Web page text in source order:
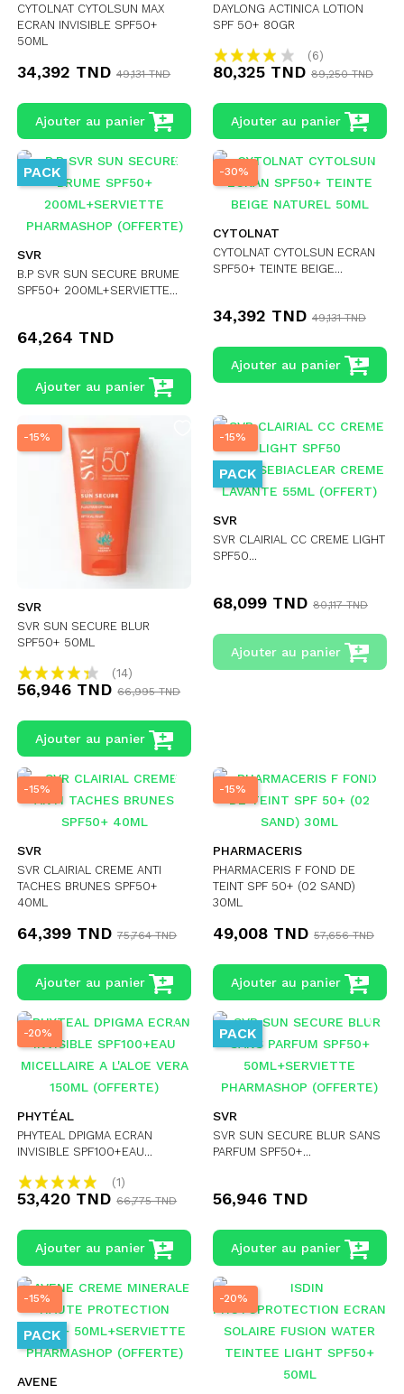
CYTOLNAT CYTOLSUN MAX
ECRAN INVISIBLE SPF50+
50ML
34,392 TND 49,131 TND
Ajouter au panier
DAYLONG ACTINICA LOTION
SPF 50+ 80GR
(6)
80,325 TND 89,250 TND
Ajouter au panier
PACK
SVR
B.P SVR SUN SECURE BRUME
SPF50+ 200ML+SERVIETTE...
64,264 TND
Ajouter au panier
-30%
CYTOLNAT
CYTOLNAT CYTOLSUN ECRAN
SPF50+ TEINTE BEIGE...
34,392 TND 49,131 TND
Ajouter au panier
-15%
SVR
SVR SUN SECURE BLUR
SPF50+ 50ML
(14)
56,946 TND 66,995 TND
Ajouter au panier
-15%
PACK
SVR
SVR CLAIRIAL CC CREME LIGHT
SPF50...
68,099 TND 80,117 TND
Ajouter au panier
-15%
SVR
SVR CLAIRIAL CREME ANTI
TACHES BRUNES SPF50+
40ML
64,399 TND 75,764 TND
Ajouter au panier
-15%
PHARMACERIS
PHARMACERIS F FOND DE
TEINT SPF 50+ (02 SAND)
30ML
49,008 TND 57,656 TND
Ajouter au panier
-20%
PHYTÉAL
PHYTEAL DPIGMA ECRAN
INVISIBLE SPF100+EAU...
(1)
53,420 TND 66,775 TND
Ajouter au panier
PACK
SVR
SVR SUN SECURE BLUR SANS
PARFUM SPF50+...
56,946 TND
Ajouter au panier
-15%
PACK
AVENE
-20%